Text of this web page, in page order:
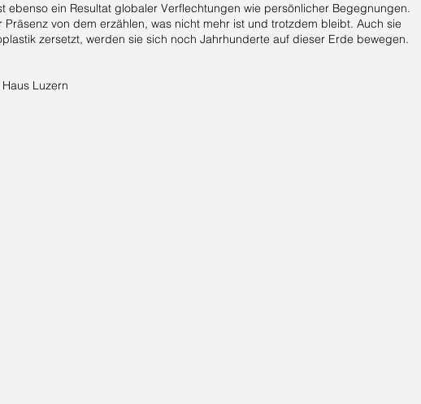
ebenso ein Resultat globaler Verflechtungen wie persönlicher Begegnungen.
von dem erzählen, was nicht mehr ist und trotzdem bleibt. Auch sie
zersetzt, werden sie sich noch Jahrhunderte auf dieser Erde bewegen.
Luzern